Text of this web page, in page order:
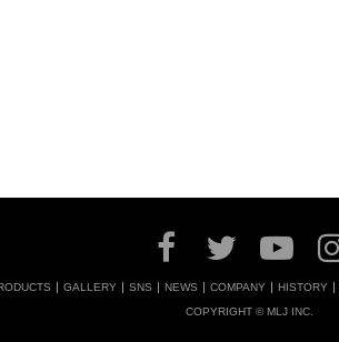
GALLERY SNS NEWS COMPANY HISTORY
COPYRIGHT © MLJ INC.